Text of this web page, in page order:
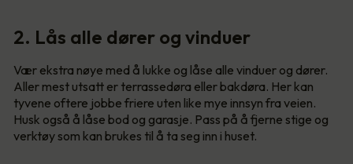
2. Lås alle dører og vinduer
Vær ekstra nøye med å lukke og låse alle vinduer og dører.
Aller mest utsatt er terrassedøra eller bakdøra. Her kan
tyvene oftere jobbe friere uten like mye innsyn fra veien.
Husk også å låse bod og garasje. Pass på å fjerne stige og
verktøy som kan brukes til å ta seg inn i huset.